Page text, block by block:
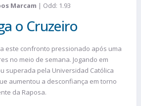
Marcam | Odd: 1.93
o Cruzeiro
este confronto pressionado após uma
no meio de semana. Jogando em
superada pela Universidad Católica
aumentou a desconfiança em torno
da Raposa.